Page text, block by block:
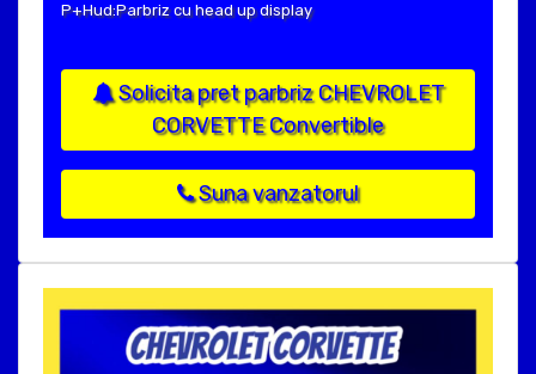
P+Hud:Parbriz cu head up display
Solicita pret parbriz CHEVROLET
CORVETTE Convertible
Suna vanzatorul